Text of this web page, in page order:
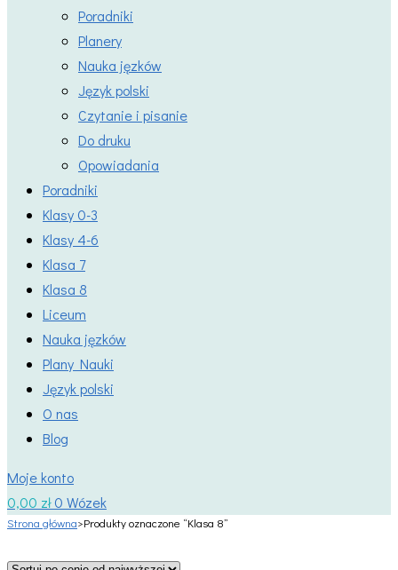
Poradniki
Planery
Nauka jęzków
Język polski
Czytanie i pisanie
Do druku
Opowiadania
Poradniki
Klasy 0-3
Klasy 4-6
Klasa 7
Klasa 8
Liceum
Nauka jęzków
Plany Nauki
Język polski
O nas
Blog
Moje konto
0,00 zł 0 Wózek
Strona główna>Produkty oznaczone “Klasa 8”